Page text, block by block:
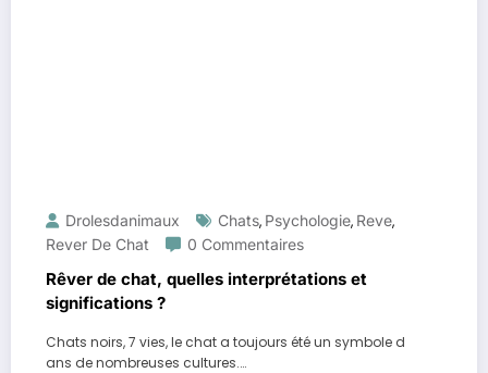
Drolesdanimaux Chats, Psychologie, Reve,
Rever De Chat
0 Commentaires
Rêver de chat, quelles interprétations et
significations ?
Chats noirs, 7 vies, le chat a toujours été un symbole d
ans de nombreuses cultures.…